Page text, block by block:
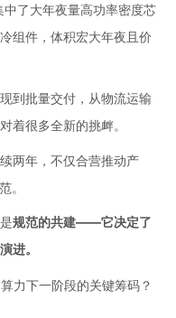
了大年夜量高功率密度芯
组件，体积宏大年夜且价
到批量交付，从物流运输
着很多全新的挑衅。
两年，不仅合营推动产
。
规范的共建——它决定了
进。